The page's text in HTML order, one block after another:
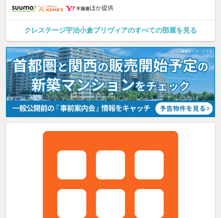
ほか提供
クレステージ宇治小倉プリヴィアのすべての部屋を見る